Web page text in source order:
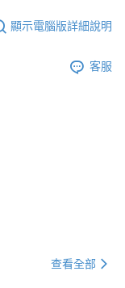
顯示電腦版詳細說明
客服
查看全部